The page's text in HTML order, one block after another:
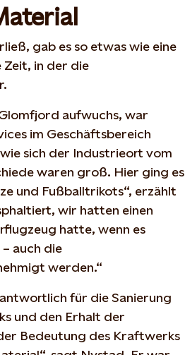
gab es so etwas wie eine
Zeit, in der die
aufwuchs, war
im Geschäftsbereich
sich der Industrieort vom
waren groß. Hier ging es
und Fußballtrikots“, erzählt
wir hatten einen
hatte, wenn es
auch die
werden.“
für die Sanierung
und den Erhalt der
Bedeutung des Kraftwerks